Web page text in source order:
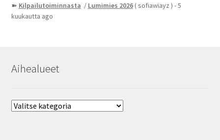
➽ Kilpailutoiminnasta / Lumimies 2026( sofiawiayz ) - 5
kuukautta ago
Aihealueet
Aihealueet